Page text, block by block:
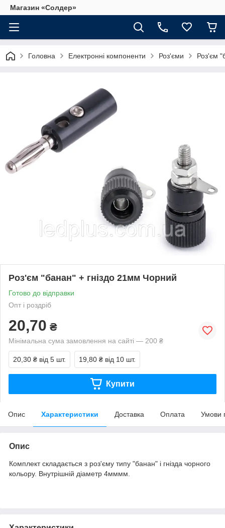
Магазин «Солдер»
Головна Електронні компоненти Роз'єми Роз'єм
Роз'єм "банан" + гніздо 21мм Чорний
Готово до відправки
Опт і роздріб
20,70 ₴
Мінімальна сума замовлення на сайті — 200 ₴
20,30 ₴ від 5 шт. 19,80 ₴ від 10 шт.
Купити
Опис Характеристики Доставка Оплата Умови
Опис
Комплект складається з роз'єму типу "банан" і гнізда чорного
кольору. Внутрішній діаметр 4мммм.